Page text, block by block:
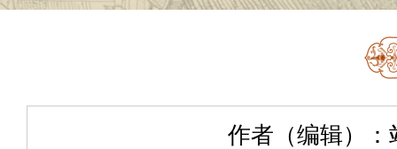
作者（编辑）：